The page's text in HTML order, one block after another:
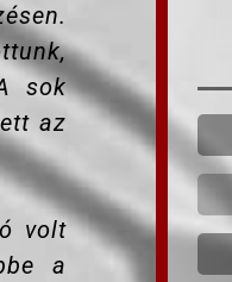
sok
az
volt
a